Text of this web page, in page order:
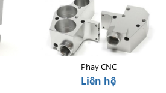
Phay CNC
Liên hệ